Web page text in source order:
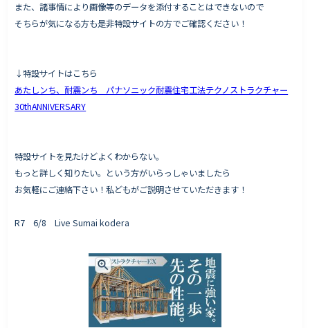
また、諸事情により画像等のデータを添付することはできないので
そちらが気になる方も是非特設サイトの方でご確認ください！
↓特設サイトはこちら
あたしンち、耐震ンち パナソニック耐震住宅工法テクノストラクチャー
30thANNIVERSARY
特設サイトを見たけどよくわからない。
もっと詳しく知りたい。という方がいらっしゃいましたら
お気軽にご連絡下さい！私どもがご説明させていただきます！
R7 6/8 Live Sumai kodera